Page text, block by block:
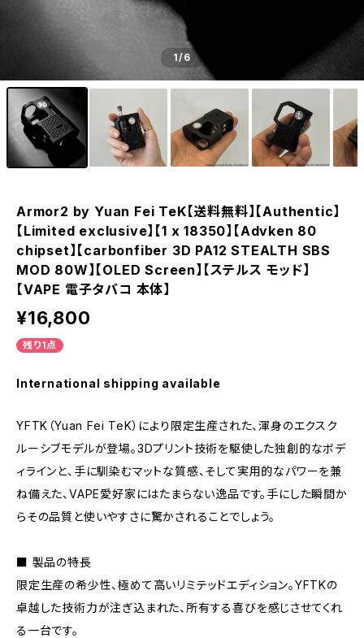
1/6
Armor2 by Yuan Fei TeK【送料無料】【Authentic】
【Limited exclusive】【1 x 18350】【Advken 80
chipset】【carbonfiber 3D PA12 STEALTH SBS
MOD 80W】【OLED Screen】【ステルス モッド】
【VAPE 電子タバコ 本体】
¥16,800
残り1点
International shipping available
YFTK（Yuan Fei TeK）により限定生産された、渾身のエクスク
ルーシブモデルが登場。3Dプリント技術を駆使した独創的なボデ
ィラインと、手に馴染むマットな質感、そして実用的なパワーを兼
ね備えた、VAPE愛好家にはたまらない逸品です。手にした瞬間か
らその品質と使いやすさに驚かされることでしょう。
■ 製品の特長
限定生産の希少性、極めて高いリミテッドエディション。YFTKの
卓越した技術力が注ぎ込まれた、所有する喜びを感じさせてくれ
る一台です。